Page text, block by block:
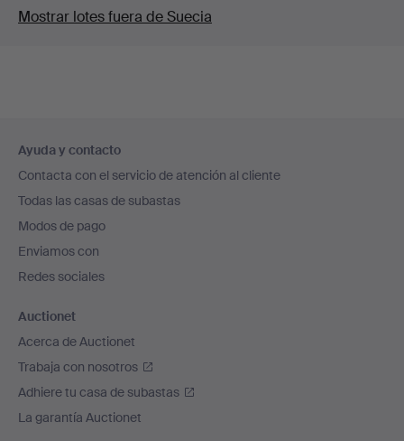
Mostrar lotes fuera de Suecia
en
el
pie
de
página
Ayuda y contacto
Contacta con el servicio de atención al cliente
Todas las casas de subastas
Modos de pago
Enviamos con
Redes sociales
Auctionet
Acerca de Auctionet
Trabaja con nosotros
Adhiere tu casa de subastas
La garantía Auctionet